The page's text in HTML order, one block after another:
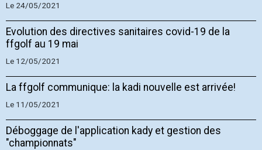
Le 24/05/2021
Evolution des directives sanitaires covid-19 de la
ffgolf au 19 mai
Le 12/05/2021
La ffgolf communique: la kadi nouvelle est arrivée!
Le 11/05/2021
Déboggage de l'application kady et gestion des
"championnats"